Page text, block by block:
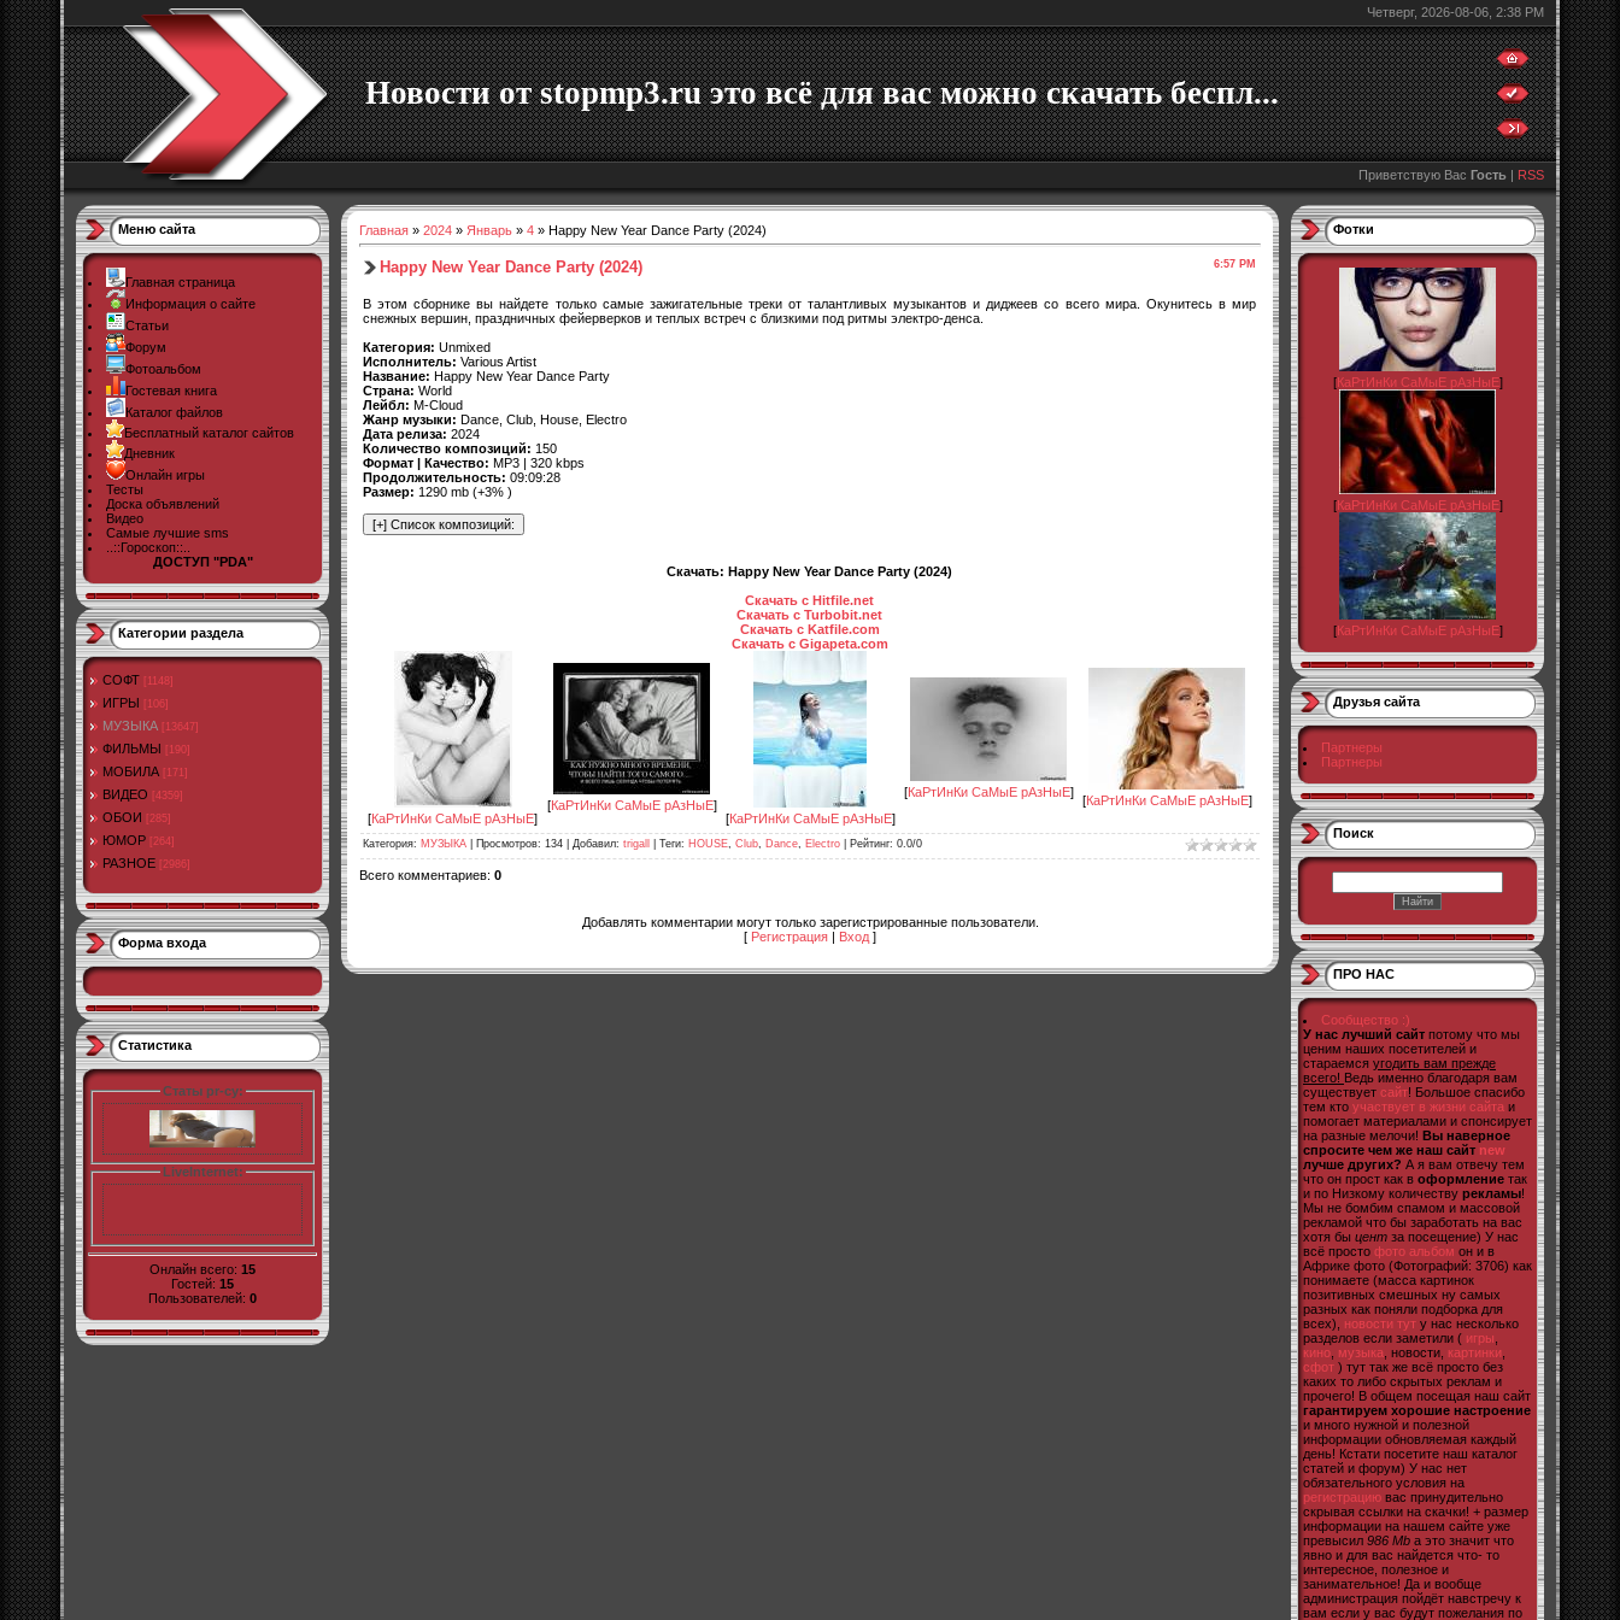
Четверг, 2026-08-06, 2:38 PM
Новости от stopmp3.ru это всё для вас можно скачать беспл...
Приветствую Вас Гость | RSS
Меню сайта
Главная страница
Информация о сайте
Статьи
Форум
Фотоальбом
Гостевая книга
Каталог файлов
Бесплатный каталог сайтов
Дневник
Онлайн игры
Тесты
Доска объявлений
Видео
Самые лучшие sms
..::Гороскоп::..
ДОСТУП "PDA"
Категории раздела
СОФТ [1148]
ИГРЫ [106]
МУЗЫКА [13647]
ФИЛЬМЫ [190]
МОБИЛА [171]
ВИДЕО [4359]
ОБОИ [285]
ЮМОР [264]
РАЗНОЕ [2986]
Форма входа
Статистика
Статы pr-cy:
LiveInternet:
Онлайн всего: 15
Гостей: 15
Пользователей: 0
Главная » 2024 » Январь » 4 » Happy New Year Dance Party (2024)
6:57 PM
Happy New Year Dance Party (2024)
В этом сборнике вы найдете только самые зажигательные треки от талантливых музыкантов и диджеев со всего мира. Окунитесь в мир
снежных вершин, праздничных фейерверков и теплых встреч с близкими под ритмы электро-денса.
Категория: Unmixed
Исполнитель: Various Artist
Название: Happy New Year Dance Party
Страна: World
Лейбл: M-Cloud
Жанр музыки: Dance, Club, House, Electro
Дата релиза: 2024
Количество композиций: 150
Формат | Качество: MP3 | 320 kbps
Продолжительность: 09:09:28
Размер: 1290 mb (+3% )
Скачать: Happy New Year Dance Party (2024)
Скачать с Hitfile.net
Скачать с Turbobit.net
Скачать с Katfile.com
Скачать с Gigapeta.com
[КаРтИнКи СаМыЕ рАзНыЕ]
[КаРтИнКи СаМыЕ рАзНыЕ]
[КаРтИнКи СаМыЕ рАзНыЕ]
[КаРтИнКи СаМыЕ рАзНыЕ]
[КаРтИнКи СаМыЕ рАзНыЕ]
Категория: МУЗЫКА Просмотров: 134 | Добавил: trigall Теги: HOUSE Club Dance Electro Рейтинг: 0.0/0
Всего комментариев: 0
Добавлять комментарии могут только зарегистрированные пользователи.
[ Регистрация | Вход ]
Фотки
[КаРтИнКи СаМыЕ рАзНыЕ]
[КаРтИнКи СаМыЕ рАзНыЕ]
[КаРтИнКи СаМыЕ рАзНыЕ]
Друзья сайта
Партнеры
Партнеры
Поиск
ПРО НАС
Сообщество :)
У нас лучший сайт потому что мы
ценим наших посетителей и
стараемся угодить вам прежде
всего! Ведь именно благодаря вам
существует сайт! Большое спасибо
тем кто участвует в жизни сайта и
помогает материалами и спонсирует
на разные мелочи! Вы наверное
спросите чем же наш сайт new
лучше других? А я вам отвечу тем
что он прост как в оформление так
и по Низкому количеству рекламы!
Мы не бомбим спамом и массовой
рекламой что бы заработать на вас
хотя бы цент за посещение) У нас
всё просто фото альбом он и в
Африке фото (Фотографий: 3706) как
понимаете (масса картинок
позитивных смешных ну самых
разных как поняли подборка для
всех), новости тут у нас несколько
разделов если заметили ( игры
кино музыка , новости, картинки
сфот ) тут так же всё просто без
каких то либо скрытых реклам и
прочего! В общем посещая наш сайт
гарантируем хорошие настроение
и много нужной и полезной
информации обновляемая каждый
день! Кстати посетите наш каталог
статей и форум) У нас нет
обязательного условия на
регистрацию вас принудительно
скрывая ссылки на скачки! + размер
информации на нашем сайте уже
превысил 986 Mb а это значит что
явно и для вас найдется что- то
интересное, полезное и
занимательное! Да и вообще
администрация пойдёт навстречу к
вам если у вас будут пожелания по